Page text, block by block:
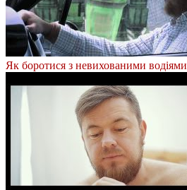
Як боротися з невихованими водіями